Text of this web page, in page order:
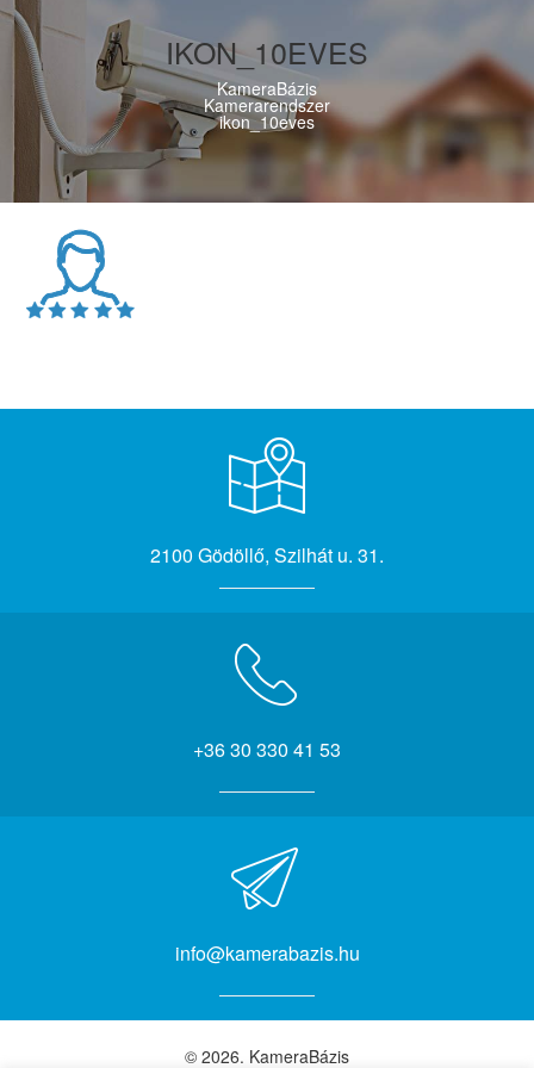
IKON_10EVES
KameraBázis
Kamerarendszer
ikon_10eves
2100 Gödöllő, Szilhát u. 31.
+36 30 330 41 53
info@kamerabazis.hu
© 2026. KameraBázis